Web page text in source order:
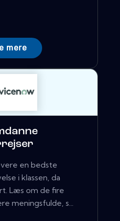
mere
en bedste
i klassen, da
Læs om de fire
meningsfulde, s...